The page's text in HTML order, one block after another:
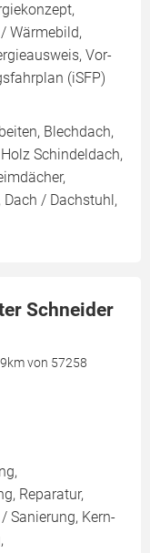
Wärmebild,
Vor-
(iSFP)
Blechdach,
Schindeldach,
/ Dachstuhl,
Schneider
von 57258
Reparatur,
Sanierung, Kern-